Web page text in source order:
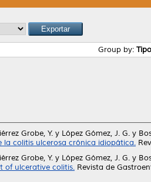
Group by:
Grobe, Y. y López Gómez, J. G. y
colitis ulcerosa crónica idiopática.
Grobe, Y. y López Gómez, J. G. y
of ulcerative colitis. Revista de